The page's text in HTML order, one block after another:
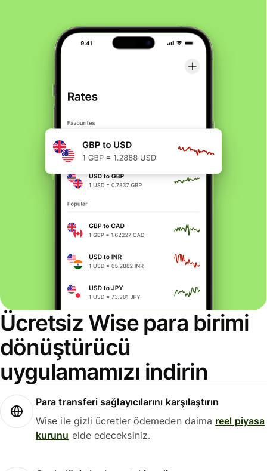
Ücretsiz Wise para birimi
dönüştürücü
uygulamamızı indirin
Para transferi sağlayıcılarını karşılaştırın
Wise ile gizli ücretler ödemeden daima reel piyasa
kurunu elde edeceksiniz.